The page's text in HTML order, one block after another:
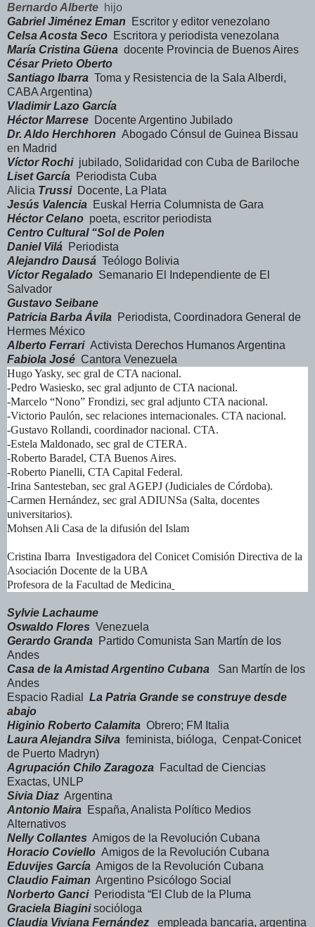
Bernardo Alberte hijo
Gabriel Jiménez Eman Escritor y editor venezolano
Celsa Acosta Seco Escritora y periodista venezolana
María Cristina Güena docente Provincia de Buenos Aires
César Prieto Oberto
Santiago Ibarra Toma y Resistencia de la Sala Alberdi,
CABA Argentina)
Vladimir Lazo García
Héctor Marrese Docente Argentino Jubilado
Dr. Aldo Herchhoren Abogado Cónsul de Guinea Bissau
en Madrid
Víctor Rochijubilado, Solidaridad con Cuba de Bariloche
Liset García Periodista Cuba
Alicia TrussiDocente, La Plata
Jesús Valencia Euskal Herria Columnista de Gara
Héctor Celano poeta, escritor periodista
Centro Cultural “Sol de Polen
Daniel Vilá Periodista
Alejandro Dausá Teólogo Bolivia
Víctor Regalado Semanario El Independiente de El
Salvador
Gustavo Seibane
Patricia Barba Ávila Periodista, Coordinadora General de
Hermes México
Alberto Ferrari Activista Derechos Humanos Argentina
Fabiola José Cantora Venezuela
Hugo Yasky, sec gral de CTA nacional.
-Pedro Wasiesko, sec gral adjunto de CTA nacional.
-Marcelo “Nono” Frondizi, sec gral adjunto CTA nacional.
-Victorio Paulón, sec relaciones internacionales. CTA nacional.
-Gustavo Rollandi, coordinador nacional. CTA.
-Estela Maldonado, sec gral de CTERA.
-Roberto Baradel, CTA Buenos Aires.
-Roberto Pianelli, CTA Capital Federal.
-Irina Santesteban, sec gral AGEPJ (Judiciales de Córdoba).
-Carmen Hernández, sec gral ADIUNSa (Salta, docentes
universitarios).
Mohsen Ali Casa de la difusión del Islam
Cristina Ibarra Investigadora del Conicet Comisión Directiva de la
Asociación Docente de la UBA
Profesora de la Facultad de Medicina
Sylvie Lachaume
Oswaldo Flores Venezuela
Gerardo Granda Partido Comunista San Martín de los
Andes
Casa de la Amistad Argentino Cubana San Martín de los
Andes
Espacio Radial La Patria Grande se construye desde
abajo
Higinio Roberto Calamita Obrero; FM Italia
Laura Alejandra Silva feminista, bióloga, Cenpat-Conicet
de Puerto Madryn)
Agrupación Chilo Zaragoza Facultad de Ciencias
Exactas, UNLP
Sivia Diaz Argentina
Antonio Maira España, Analista Político Medios
Alternativos
Nelly Collantes Amigos de la Revolución Cubana
Horacio Coviello Amigos de la Revolución Cubana
Eduvijes García Amigos de la Revolución Cubana
Claudio Faiman Argentino Psicólogo Social
Norberto GanciPeriodista “El Club de la Pluma
Graciela Biaginisocióloga
Claudia Viviana Fernández
empleada bancaria, argentina